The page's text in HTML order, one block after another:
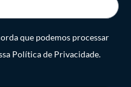
que podemos processar
Política de Privacidade.